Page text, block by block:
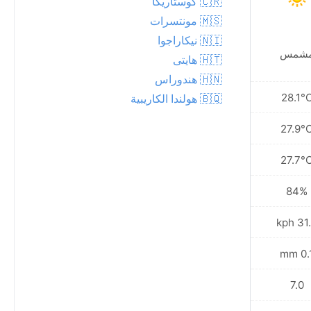
84%
31.3
0.1
7.0
غائم جزئياً
28.0°C
🇲🇸 مونتسرات
🇳🇮 نيكاراجوا
🇭🇹 هايتى
🇭🇳 هندوراس
🇧🇶 هولندا الكاريبية